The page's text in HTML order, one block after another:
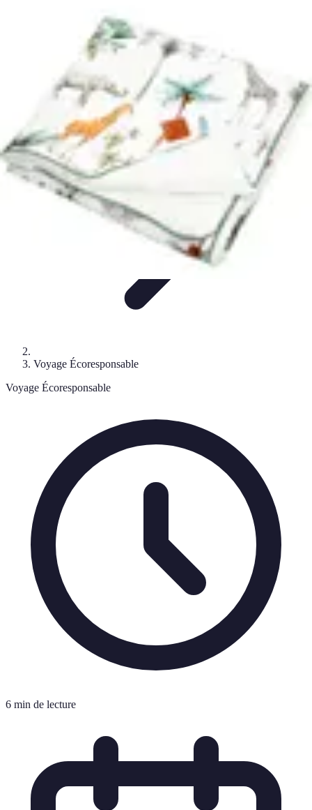
Sécurité en voyage
Conseils Pratiques
Globe Explore
Voyage Écoresponsable
Voyage Écoresponsable
6 min de lecture